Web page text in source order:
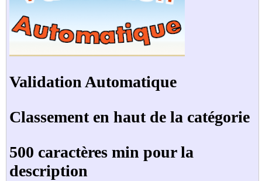
Validation Automatique
Classement en haut de la catégorie
500 caractères min pour la
description